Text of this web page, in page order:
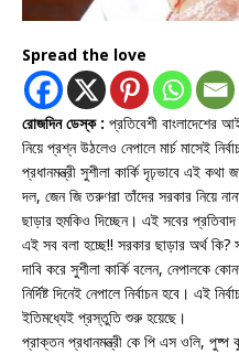
Spread the love
রোজদিন ডেস্ক : প্রতিবেশী বাংলাদেশের
নিয়ে প্রশ্ন উঠলেও নেপালে মার্চ মাসেই
প্রধানমন্ত্রী সুশীলা কার্কি দৃঢ়ভাবে এই কথা
দল, জেন জি তরুণরা তাঁদের সরকার নিয়ে
ছাড়ার হুমকিও দিচ্ছেন। এই সবের
এই সব বলা হচ্ছে!! সরকার ছাড়ার অর্থ
দাবি করে সুশীলা কার্কি বলেন, নেপালকে
নির্দিষ্ট দিনেই নেপালে নির্বাচন হবে। এই
ইতিমধ্যেই প্রস্তুতি শুরু হয়েছে।
প্রাক্তন প্রধানমন্ত্রী কে পি এস ওলি, পুষ্প